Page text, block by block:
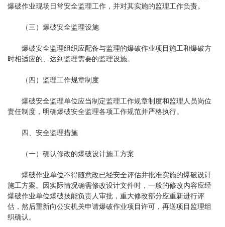
爆破作业现场日常安全监理工作，并对其实施的监理工作负责。
（三）爆破安全监理设施
爆破安全监理组织应配备与监理的爆破作业项目施工和爆破方
时相适应的、达到监理需要的监理设施。
（四）监理工作规章制度
爆破安全监理单位应当制定监理工作规章制度和监理人员岗位
责任制度，明确爆破安全监理各项工作规范并严格执行。
四、安全监理措施
（一）确认修改的爆破设计施工方案
爆破作业单位不得随意改已经安全评估并批准实施的爆破设计
施工方案。因实际情况确需修改设计文件时，一般的修改内容应经
爆破作业单位爆破技能负责人审批，重大修改部分应重新进行评
估，然后重新向公安机关申请爆破作业项目许可，再送项目监理组
织确认。